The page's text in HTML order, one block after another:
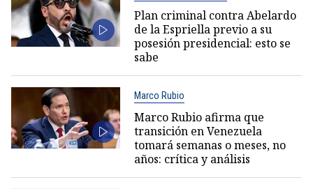
Plan criminal contra Abelardo
de la Espriella previo a su
posesión presidencial: esto se
sabe
Marco Rubio
Marco Rubio afirma que
transición en Venezuela
tomará semanas o meses, no
años: crítica y análisis